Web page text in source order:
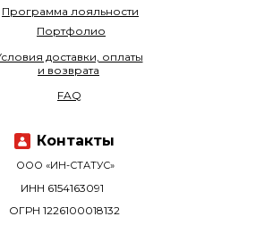
Программа лояльности
Портфолио
ООО «ИН-СТАТУС»
ОГРН 1226100018132
ИНН 6154163091
доставки, оплаты
и возврата
FAQ
Контакты